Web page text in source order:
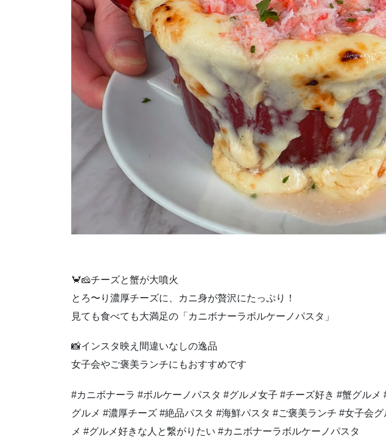
🦀🧀チーズと蟹が大噴火
とろ〜り濃厚チーズに、カニ身が贅沢にたっぷり！
見ても食べても大満足の「カニボナーラボルケーノパスタ」
📸インスタ映え間違いなしの逸品
女子会やご褒美ランチにもおすすめです
#カニボナーラ #ボルケーノパスタ #グルメ女子 #チーズ好き #蟹グルメ
グルメ #濃厚チーズ #絶品パスタ #海鮮パスタ #ご褒美ランチ #女子会
メ #グルメ好きな人と繋がりたい #カニボナーラボルケーノパスタ